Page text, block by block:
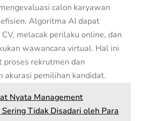
calon karyawan
Algoritma AI dapat
melacak perilaku online, dan
wawancara virtual. Hal ini
proses rekrutmen dan
akurasi pemilihan kandidat.
Nyata Management
Tidak Disadari oleh Para